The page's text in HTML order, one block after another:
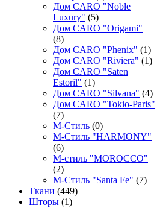
Дом CARO "Noble
Luxury" (5)
Дом CARO "Origami"
(8)
Дом CARO "Phenix" (1)
Дом CARO "Riviera" (1)
Дом CARO "Saten
Estoril" (1)
Дом CARO "Silvana" (4)
Дом CARO "Tokio-Paris"
(7)
М-Стиль (0)
М-Стиль "HARMONY"
(6)
М-стиль "MOROCCO"
(2)
М-Стиль "Santa Fe" (7)
Ткани (449)
Шторы (1)